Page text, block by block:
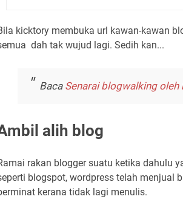
kicktory membuka url kawan-kawan
dah tak wujud lagi. Sedih kan...
Baca Senarai blogwalking
alih blog
rakan blogger suatu ketika dahulu
blogspot, wordpress telah menjual
kerana tidak lagi menulis.